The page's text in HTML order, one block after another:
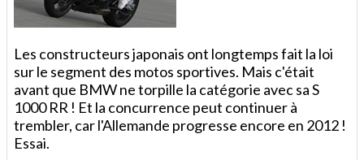
Les constructeurs japonais ont longtemps fait la loi
sur le segment des motos sportives. Mais c'était
avant que BMW ne torpille la catégorie avec sa S
1000 RR ! Et la concurrence peut continuer à
trembler, car l'Allemande progresse encore en 2012 !
Essai.